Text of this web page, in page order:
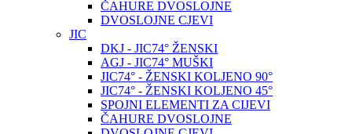
ČAHURE DVOSLOJNE
DVOSLOJNE CJEVI
JIC
DKJ - JIC74° ŽENSKI
AGJ - JIC74° MUŠKI
JIC74° - ŽENSKI KOLJENO 90°
JIC74° - ŽENSKI KOLJENO 45°
SPOJNI ELEMENTI ZA CIJEVI
ČAHURE DVOSLOJNE